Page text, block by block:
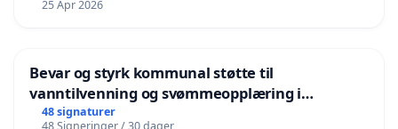
25 Apr 2026
Bevar og styrk kommunal støtte til
vanntilvenning og svømmeopplæring i
barnehagene i Haugesund
48 signaturer
48 Signeringer / 30 dager